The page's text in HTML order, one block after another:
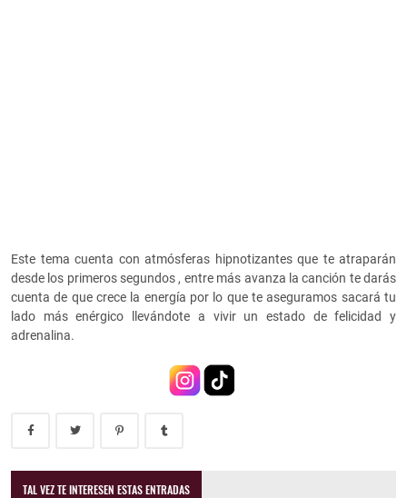
Este tema cuenta con atmósferas hipnotizantes que te atraparán
desde los primeros segundos , entre más avanza la canción te darás
cuenta de que crece la energía por lo que te aseguramos sacará tu
lado más enérgico llevándote a vivir un estado de felicidad y
adrenalina.
TAL VEZ TE INTERESEN ESTAS ENTRADAS